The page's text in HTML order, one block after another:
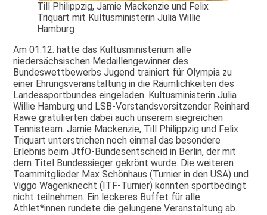
Till Philippzig, Jamie Mackenzie und Felix
Triquart mit Kultusministerin Julia Willie
Hamburg
Am 01.12. hatte das Kultusministerium alle
niedersächsischen Medaillengewinner des
Bundeswettbewerbs Jugend trainiert für Olympia zu
einer Ehrungsveranstaltung in die Räumlichkeiten des
Landessportbundes eingeladen. Kultusministerin Julia
Willie Hamburg und LSB-Vorstandsvorsitzender Reinhard
Rawe gratulierten dabei auch unserem siegreichen
Tennisteam. Jamie Mackenzie, Till Philippzig und Felix
Triquart unterstrichen noch einmal das besondere
Erlebnis beim JtfO-Bundesentscheid in Berlin, der mit
dem Titel Bundessieger gekrönt wurde. Die weiteren
Teammitglieder Max Schönhaus (Turnier in den USA) und
Viggo Wagenknecht (ITF-Turnier) konnten sportbedingt
nicht teilnehmen. Ein leckeres Buffet für alle
Athlet*innen rundete die gelungene Veranstaltung ab.